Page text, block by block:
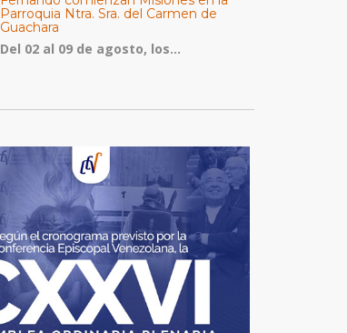
Parroquia Ntra. Sra. del Carmen de
Guachara
Del 02 al 09 de agosto, los...